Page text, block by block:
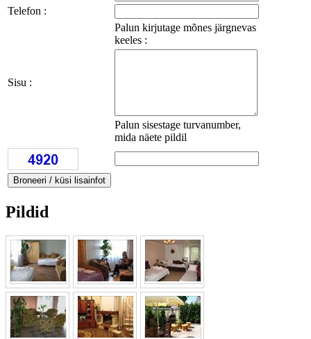
Telefon :
Palun kirjutage mõnes järgnevas
keeles :
Sisu :
Palun sisestage turvanumber,
mida näete pildil
Pildid